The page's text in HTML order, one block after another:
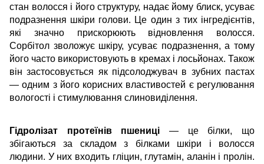
стан волосся і його структуру, надає йому блиск, усуває
подразнення шкіри голови. Це один з тих інгредієнтів,
які значно прискорюють відновлення волосся.
Сорбітол зволожує шкіру, усуває подразнення, а тому
його часто використовують в кремах і лосьйонах. Також
він застосовується як підсолоджувач в зубних пастах
— одним з його корисних властивостей є регулювання
вологості і стимулювання слиновиділення.
Гідролізат протеїнів пшениці — це білки, що
збігаються за складом з білками шкіри і волосся
людини. У них входить гліцин, глутамін, аланін і пролін.